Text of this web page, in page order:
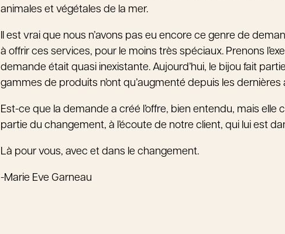
animales et végétales de la mer.
Il est vrai que nous n’avons pas eu encore ce genre de
à offrir ces services, pour le moins très spéciaux. Prenons
demande était quasi inexistante. Aujourd’hui, le bijou fait
gammes de produits n’ont qu’augmenté depuis les dernières
Est-ce que la demande a créé l’offre, bien entendu, mais elle
partie du changement, à l’écoute de notre client, qui lui est
Là pour vous, avec et dans le changement.
-Marie Eve Garneau